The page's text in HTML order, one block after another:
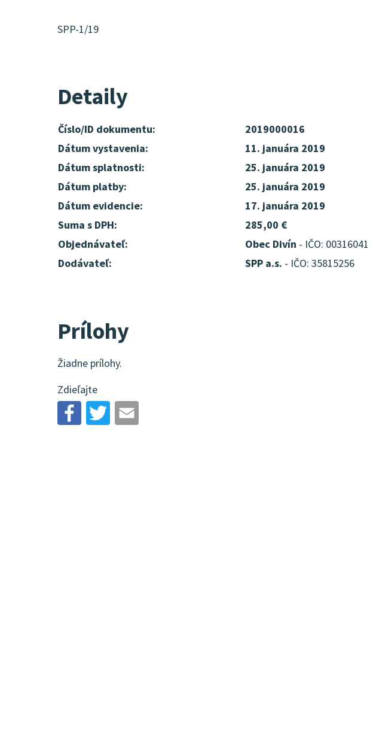
SPP-1/19
Detaily
Číslo/ID dokumentu:
2019000016
Dátum vystavenia:
11. januára 2019
Dátum splatnosti:
25. januára 2019
Dátum platby:
25. januára 2019
Dátum evidencie:
17. januára 2019
Suma s DPH:
285,00 €
Objednávateľ:
Obec Divín - IČO: 00316041
Dodávateľ:
SPP a.s. - IČO: 35815256
Prílohy
Žiadne prílohy.
Zdieľajte